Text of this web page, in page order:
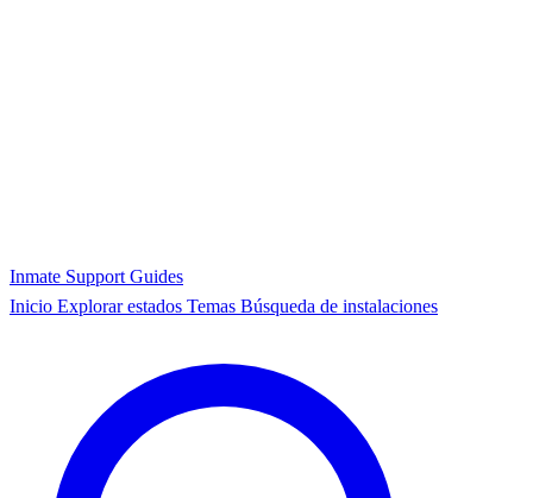
Inmate Support Guides
Inicio Explorar estados Temas Búsqueda de instalaciones